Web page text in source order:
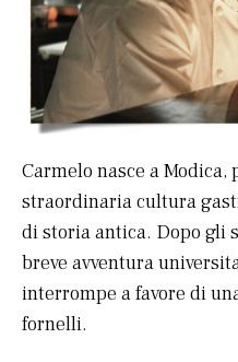
Carmelo nasce a Modica,
straordinaria cultura
di storia antica. Dopo gli
breve avventura
interrompe a favore di
fornelli.